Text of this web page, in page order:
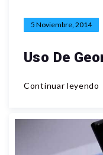
5 Noviembre, 2014
Uso De
Continuar leyendo